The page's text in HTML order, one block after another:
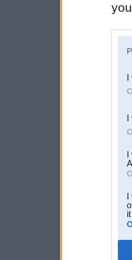
I
I
I
I